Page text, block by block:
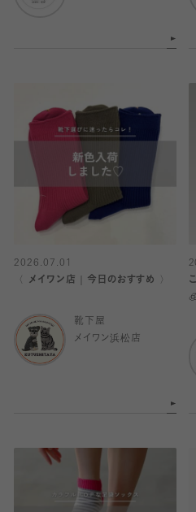
2026.07.01
〈 メイワン店｜今日のおすすめ 〉
靴下屋
メイワン浜松店